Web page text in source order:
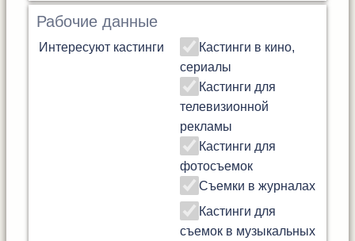
Рабочие данные
Интересуют кастинги
Кастинги в кино,
сериалы
Кастинги для
телевизионной
рекламы
Кастинги для
фотосъемок
Съемки в журналах
Кастинги для
съемок в музыкальных